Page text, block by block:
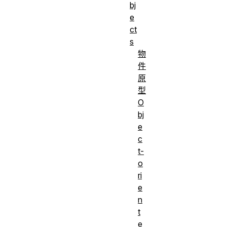
bj
e
ct
s
物
件
原
型
O
bj
e
c
t-
o
ri
e
n
t
e